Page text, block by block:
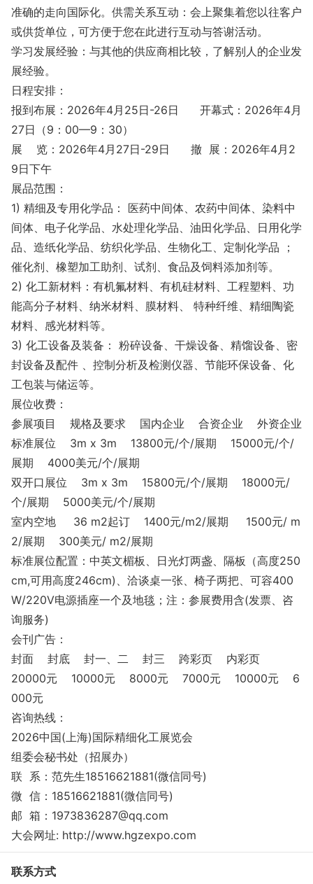
准确的走向国际化。供需关系互动：会上聚集着您以往客户
或供货单位，可方便于您在此进行互动与答谢活动。
学习发展经验：与其他的供应商相比较，了解别人的企业发
展经验。
日程安排：
报到布展：2026年4月25日-26日 开幕式：2026年4月
27日（9：00—9：30）
展 览：2026年4月27日-29日 撤 展：2026年4月2
9日下午
展品范围：
1) 精细及专用化学品： 医药中间体、农药中间体、染料中
间体、电子化学品、水处理化学品、油田化学品、日用化学
品、造纸化学品、纺织化学品、生物化工、定制化学品 ；
催化剂、橡塑加工助剂、试剂、食品及饲料添加剂等。
2) 化工新材料：有机氟材料、有机硅材料、工程塑料、功
能高分子材料、纳米材料、膜材料、 特种纤维、精细陶瓷
材料、感光材料等。
3) 化工设备及装备： 粉碎设备、干燥设备、精馏设备、密
封设备及配件 、控制分析及检测仪器、节能环保设备、化
工包装与储运等。
展位收费：
参展项目 规格及要求 国内企业 合资企业 外资企业
标准展位 3m x 3m 13800元/个/展期 15000元/个/
展期 4000美元/个/展期
双开口展位 3m x 3m 15800元/个/展期 18000元/
个/展期 5000美元/个/展期
室内空地 36 m2起订 1400元/m2/展期 1500元/ m
2/展期 300美元/ m2/展期
标准展位配置：中英文楣板、日光灯两盏、隔板（高度250
cm,可用高度246cm)、洽谈桌一张、椅子两把、可容400
W/220V电源插座一个及地毯；注：参展费用含(发票、咨
询服务)
会刊广告：
封面 封底 封一、二 封三 跨彩页 内彩页
20000元 10000元 8000元 7000元 10000元 6
000元
咨询热线：
2026中国(上海)国际精细化工展览会
组委会秘书处（招展办）
联 系：范先生18516621881(微信同号)
微 信：18516621881(微信同号)
邮 箱：1973836287@qq.com
大会网址: http://www.hgzexpo.com
联系方式